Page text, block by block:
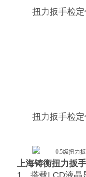
扭力扳手检
扭力扳手检
上海铸衡扭力扳
1、搭载LCD液